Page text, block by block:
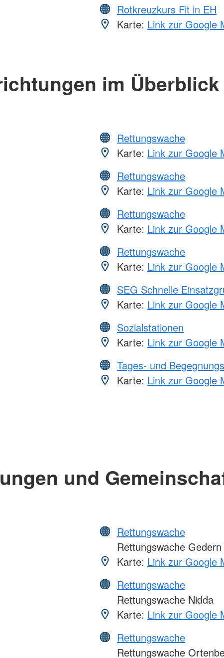
Rotkreuzkurs Fit in EH
Karte: Link zur Google
im Überblick
Rettungswache
Karte: Link zur Google
Rettungswache
Karte: Link zur Google
Rettungswache
Karte: Link zur Google
Rettungswache
Karte: Link zur Google
SEG Schnelle
Karte: Link zur Google
Sozialstationen
Karte: Link zur Google
Tages- und
Karte: Link zur Google
und
Rettungswache
Rettungswache Gedern
Karte: Link zur Google
Rettungswache
Rettungswache Nidda
Karte: Link zur Google
Rettungswache
Rettungswache